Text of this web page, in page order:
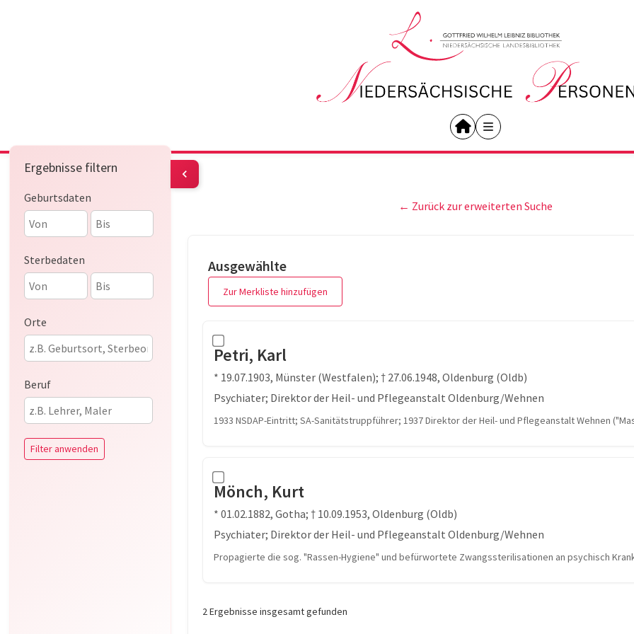
← Zurück zur erweiterten Suche
Ergebnisse filtern
Geburtsdaten
Sterbedaten
Orte
Beruf
Filter anwenden
Ausgewählte
Zur Merkliste hinzufügen
Petri, Karl
* 19.07.1903, Münster (Westfalen); † 27.06.1948, Oldenburg (Oldb)
Psychiater; Direktor der Heil- und Pflegeanstalt Oldenburg/Wehnen
1933 NSDAP-Eintritt; SA-Sanitätstruppführer; 1937 Direktor der Heil- und Pflegeanstalt Wehnen
Mönch, Kurt
* 01.02.1882, Gotha; † 10.09.1953, Oldenburg (Oldb)
Psychiater; Direktor der Heil- und Pflegeanstalt Oldenburg/Wehnen
Propagierte die sog. "Rassen-Hygiene" und befürwortete Zwangssterilisationen an psychisch
2 Ergebnisse insgesamt gefunden